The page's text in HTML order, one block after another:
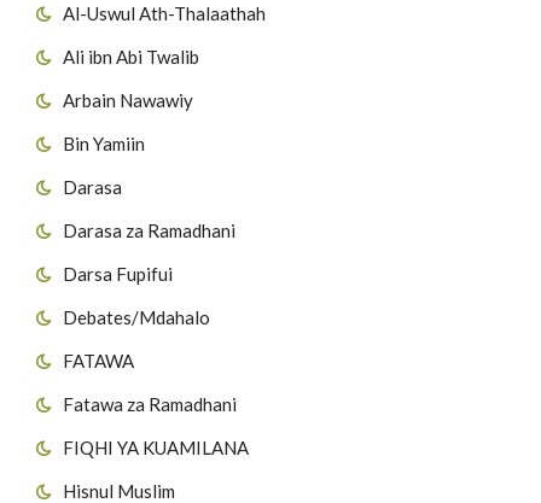
Al-Uswul Ath-Thalaathah
Ali ibn Abi Twalib
Arbain Nawawiy
Bin Yamiin
Darasa
Darasa za Ramadhani
Darsa Fupifui
Debates/Mdahalo
FATAWA
Fatawa za Ramadhani
FIQHI YA KUAMILANA
Hisnul Muslim